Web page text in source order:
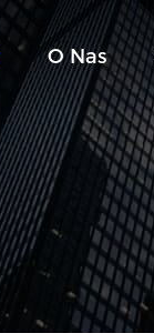
O Nas